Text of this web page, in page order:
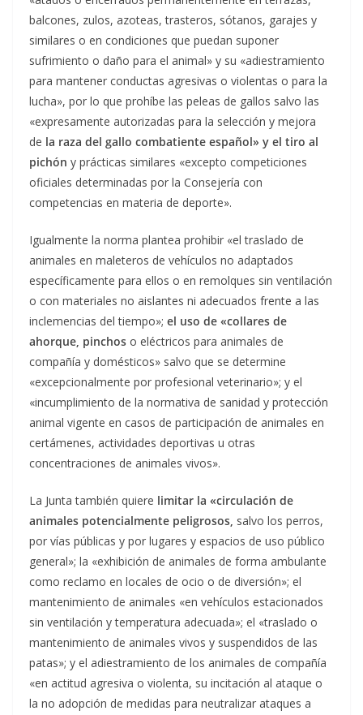
balcones, zulos, azoteas, trasteros, sótanos, garajes y
similares o en condiciones que puedan suponer
sufrimiento o daño para el animal» y su «adiestramiento
para mantener conductas agresivas o violentas o para la
lucha», por lo que prohíbe las peleas de gallos salvo las
«expresamente autorizadas para la selección y mejora
de la raza del gallo combatiente español» y el tiro al
pichón y prácticas similares «excepto competiciones
oficiales determinadas por la Consejería con
competencias en materia de deporte».
Igualmente la norma plantea prohibir «el traslado de
animales en maleteros de vehículos no adaptados
específicamente para ellos o en remolques sin ventilación
o con materiales no aislantes ni adecuados frente a las
inclemencias del tiempo»; el uso de «collares de
ahorque, pinchos o eléctricos para animales de
compañía y domésticos» salvo que se determine
«excepcionalmente por profesional veterinario»; y el
«incumplimiento de la normativa de sanidad y protección
animal vigente en casos de participación de animales en
certámenes, actividades deportivas u otras
concentraciones de animales vivos».
La Junta también quiere limitar la «circulación de
animales potencialmente peligrosos, salvo los perros,
por vías públicas y por lugares y espacios de uso público
general»; la «exhibición de animales de forma ambulante
como reclamo en locales de ocio o de diversión»; el
mantenimiento de animales «en vehículos estacionados
sin ventilación y temperatura adecuada»; el «traslado o
mantenimiento de animales vivos y suspendidos de las
patas»; y el adiestramiento de los animales de compañía
«en actitud agresiva o violenta, su incitación al ataque o
la no adopción de medidas para neutralizar ataques a